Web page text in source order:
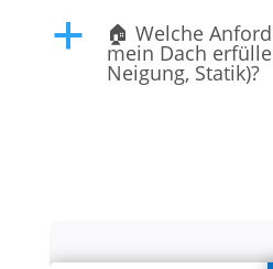
a 🏠 Welche
mein Dach
Neigung, Statik)?